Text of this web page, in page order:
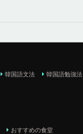
韓国語文法
韓国語勉強法
おすすめの食堂